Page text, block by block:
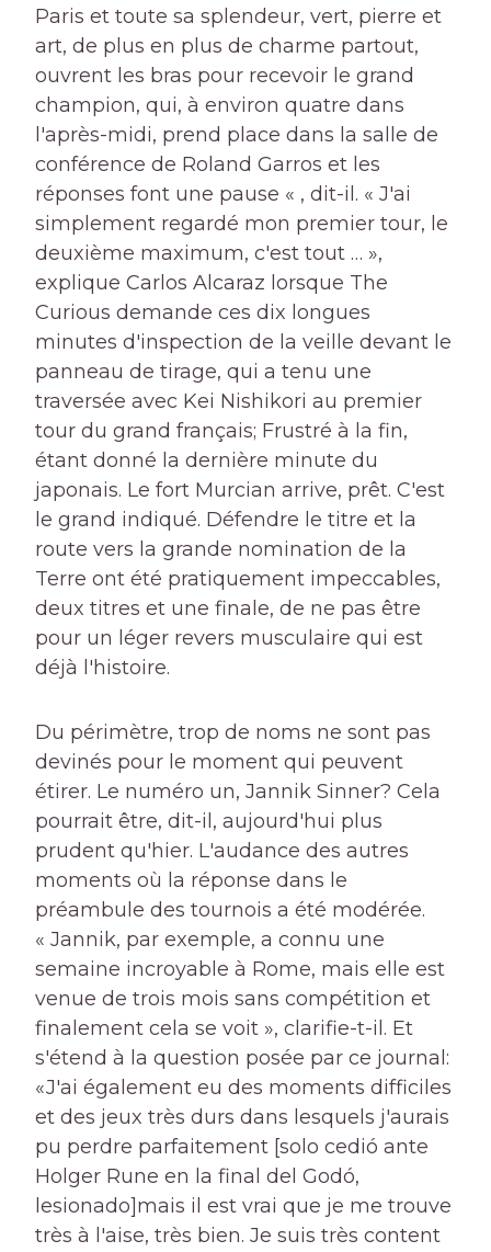
Paris et toute sa splendeur, vert, pierre et
art, de plus en plus de charme partout,
ouvrent les bras pour recevoir le grand
champion, qui, à environ quatre dans
l'après-midi, prend place dans la salle de
conférence de Roland Garros et les
réponses font une pause « , dit-il. « J'ai
simplement regardé mon premier tour, le
deuxième maximum, c'est tout … »,
explique Carlos Alcaraz lorsque The
Curious demande ces dix longues
minutes d'inspection de la veille devant le
panneau de tirage, qui a tenu une
traversée avec Kei Nishikori au premier
tour du grand français; Frustré à la fin,
étant donné la dernière minute du
japonais. Le fort Murcian arrive, prêt. C'est
le grand indiqué. Défendre le titre et la
route vers la grande nomination de la
Terre ont été pratiquement impeccables,
deux titres et une finale, de ne pas être
pour un léger revers musculaire qui est
déjà l'histoire.
Du périmètre, trop de noms ne sont pas
devinés pour le moment qui peuvent
étirer. Le numéro un, Jannik Sinner? Cela
pourrait être, dit-il, aujourd'hui plus
prudent qu'hier. L'audance des autres
moments où la réponse dans le
préambule des tournois a été modérée.
« Jannik, par exemple, a connu une
semaine incroyable à Rome, mais elle est
venue de trois mois sans compétition et
finalement cela se voit », clarifie-t-il. Et
s'étend à la question posée par ce journal:
«J'ai également eu des moments difficiles
et des jeux très durs dans lesquels j'aurais
pu perdre parfaitement [solo cedió ante
Holger Rune en la final del Godó,
lesionado]mais il est vrai que je me trouve
très à l'aise, très bien. Je suis très content